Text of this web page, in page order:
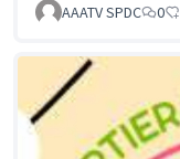
AAATV SPDC
0